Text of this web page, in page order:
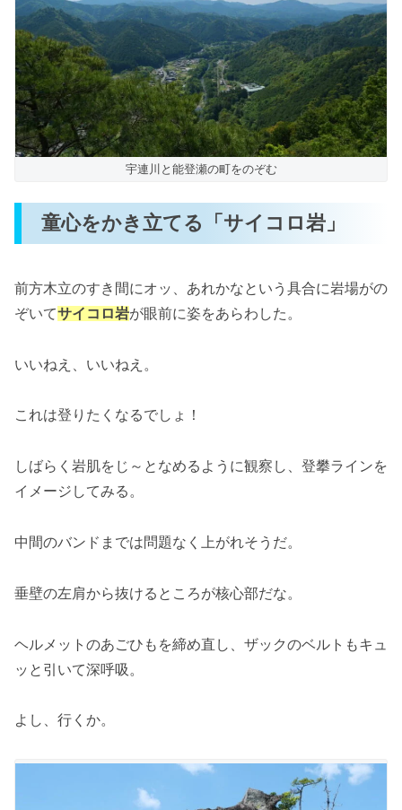
宇連川と能登瀬の町をのぞむ
童心をかき立てる「サイコロ岩」
前方木立のすき間にオッ、あれかなという具合に岩場がの
ぞいてサイコロ岩が眼前に姿をあらわした。
いいねえ、いいねえ。
これは登りたくなるでしょ！
しばらく岩肌をじ～となめるように観察し、登攀ラインを
イメージしてみる。
中間のバンドまでは問題なく上がれそうだ。
垂壁の左肩から抜けるところが核心部だな。
ヘルメットのあごひもを締め直し、ザックのベルトもキュ
ッと引いて深呼吸。
よし、行くか。